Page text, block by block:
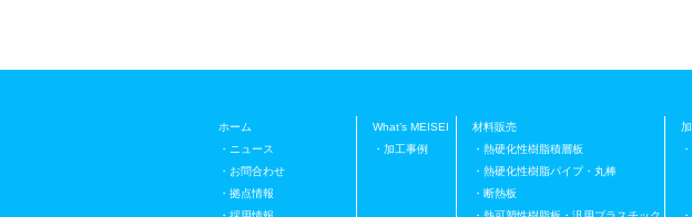
ホーム
・ニュース
・お問合わせ
・拠点情報
What’s MEISEI
・加工事例
材料販売
・熱硬化性樹脂積層板
・熱硬化性樹脂パイプ・丸棒
・断熱板